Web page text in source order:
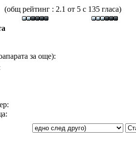
(общ рейтинг : 2.1 от 5 с 135 гласа)
за още):